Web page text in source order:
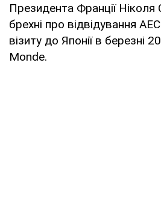
Президента Франції Ніколя
брехні про відвідування
візиту до Японії в березні
Monde.